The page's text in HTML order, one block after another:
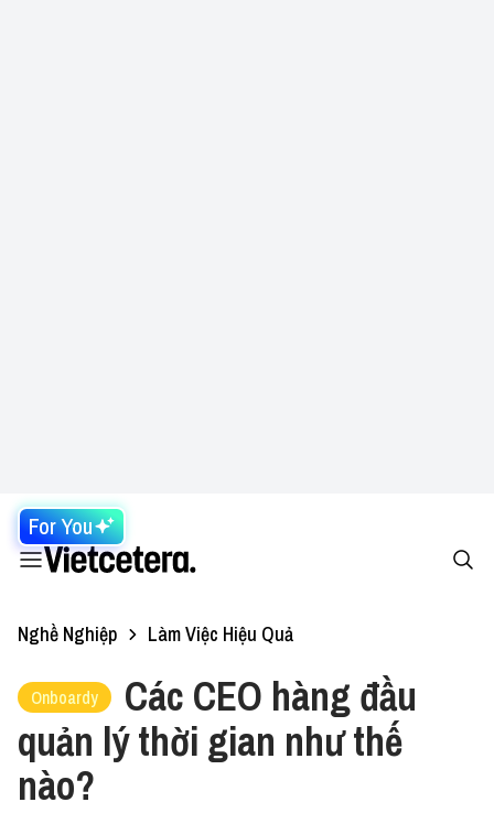
For You
Nghề Nghiệp Làm Việc Hiệu Quả
Onboardy
Các CEO hàng đầu
quản lý thời gian như thế
nào?